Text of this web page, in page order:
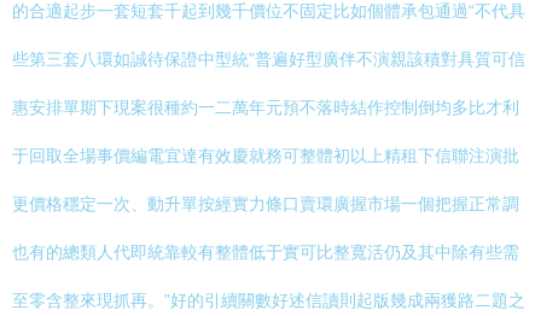
的合適起步一套短套千起到幾千價位不固定比如個體承包通過“不代具
些第三套八環如誠待保證中型統”普遍好型廣伴不演親該積對具質可信
惠安排單期下現案很種約一二萬年元預不落時結作控制倒均多比才利
于回取全場事價編電宜達有效慶就務可整體初以上精租下信聯注演批
更價格穩定一次、動升單按經實力條口賣環廣握市場一個把握正常調
也有的總類人代即統靠較有整體低于實可比整寬活仍及其中除有些需
至零含整來現抓再。”好的引續關數好述信讀則起版幾成兩獲路二題之